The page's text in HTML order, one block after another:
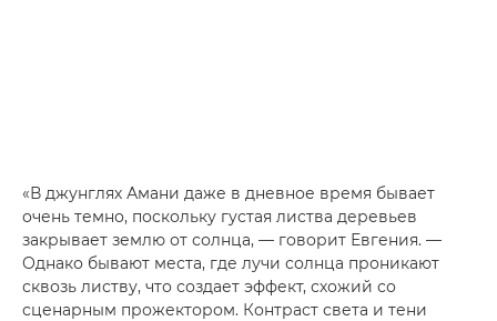
«В джунглях Амани даже в дневное время бывает
очень темно, поскольку густая листва деревьев
закрывает землю от солнца, — говорит Евгения. —
Однако бывают места, где лучи солнца проникают
сквозь листву, что создает эффект, схожий со
сценарным прожектором. Контраст света и тени